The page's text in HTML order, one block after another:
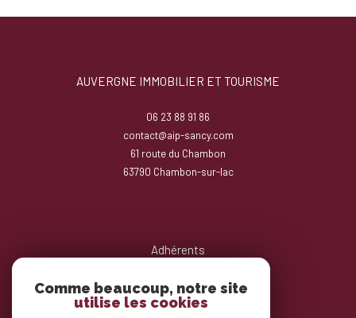
AUVERGNE IMMOBILIER ET TOURISME
06 23 88 91 86
contact@aip-sancy.com
61 route du Chambon
63790
chambon-sur-lac
Adhérents
Comme beaucoup, notre site
utilise les cookies